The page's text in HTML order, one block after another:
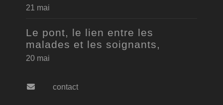
21 mai
Le pont, le lien entre les
malades et les soignants,
20 mai
contact